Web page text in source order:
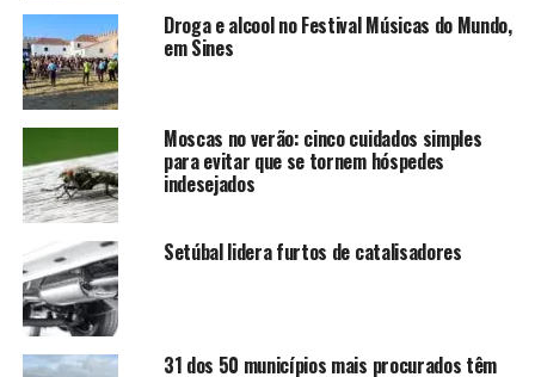
Droga e alcool no Festival Músicas do Mundo,
em Sines
Moscas no verão: cinco cuidados simples
para evitar que se tornem hóspedes
indesejados
Setúbal lidera furtos de catalisadores
31 dos 50 municípios mais procurados têm